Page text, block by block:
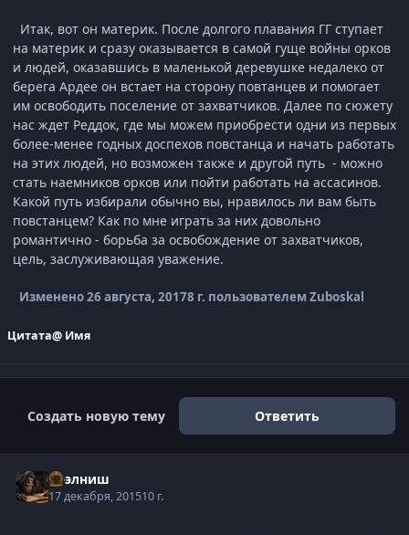
Итак, вот он материк. После долгого плавания ГГ ступает
на материк и сразу оказывается в самой гуще войны орков
и людей, оказавшись в маленькой деревушке недалеко от
берега Ардее он встает на сторону повтанцев и помогает
им освободить поселение от захватчиков. Далее по сюжету
нас ждет Реддок, где мы можем приобрести одни из первых
более-менее годных доспехов повстанца и начать работать
на этих людей, но возможен также и другой путь - можно
стать наемников орков или пойти работать на ассасинов.
Какой путь избирали обычно вы, нравилось ли вам быть
повстанцем? Как по мне играть за них довольно
романтично - борьба за освобождение от захватчиков,
цель, заслуживающая уважение.
Изменено26 августа, 20178 г. пользователем Zuboskal
Цитата@ Имя
Создать новую тему Ответить
Нээлниш
17 декабря, 201510 г.